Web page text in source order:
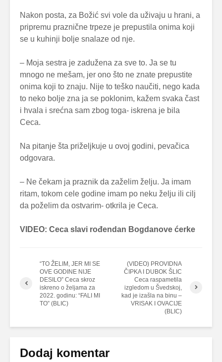
Nakon posta, za Božić svi vole da uživaju u hrani, a
pripremu praznične trpeze je prepustila onima koji
se u kuhinji bolje snalaze od nje.
– Moja sestra je zadužena za sve to. Ja se tu
mnogo ne mešam, jer ono što ne znate prepustite
onima koji to znaju. Nije to teško naučiti, nego kada
to neko bolje zna ja se poklonim, kažem svaka čast
i hvala i srećna sam zbog toga- iskrena je bila
Ceca.
Na pitanje šta priželjkuje u ovoj godini, pevačica
odgovara.
– Ne čekam ja praznik da zaželim želju. Ja imam
ritam, tokom cele godine imam po neku želju ili cilj
da poželim da ostvarim- otkrila je Ceca.
VIDEO: Ceca slavi rođendan Bogdanove ćerke
“TO ŽELIM, JER MI SE
OVE GODINE NIJE
DESILO” Ceca skroz
iskreno o željama za
2022. godinu: “FALI MI
TO” (BLIC)
(VIDEO) PROVIDNA
ČIPKA I DUBOK ŠLIC
Ceca raspametila
izgledom u Švedskoj,
kad je izašla na binu –
VRISAK I OVACIJE
(BLIC)
Dodaj komentar